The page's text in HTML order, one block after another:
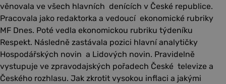
věnovala ve všech hlavních denících v České republice.
Pracovala jako redaktorka a vedoucí ekonomické rubriky
MF Dnes. Poté vedla ekonomickou rubriku týdeníku
Respekt. Následně zastávala pozici hlavní analytičky
Hospodářských novin a Lidových novin. Pravidelně
vystupuje ve zpravodajských pořadech České televize a
Českého rozhlasu. Jak zkrotit vysokou inflaci a jakými